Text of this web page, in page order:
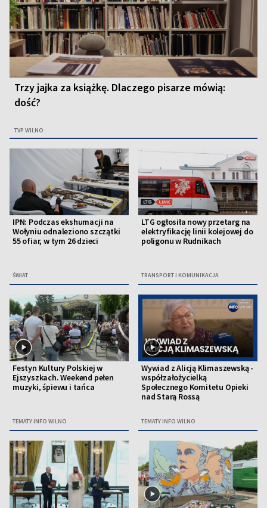
Trzy jajka za książkę. Dlaczego pisarze mówią:
dość?
TVP WILNO
IPN: Podczas ekshumacji na
Wołyniu odnaleziono szczątki
55 ofiar, w tym 26 dzieci
ŚWIAT
LTG ogłosiła nowy przetarg na
elektryfikację linii kolejowej do
poligonu w Rudnikach
TRANSPORT I KOMUNIKACJA
Festyn Kultury Polskiej w
Ejszyszkach. Weekend pełen
muzyki, śpiewu i tańca
TEMATY INFO WILNO
Wywiad z Alicją Klimaszewską -
współzałożycielką
Społecznego Komitetu Opieki
nad Starą Rossą
TEMATY INFO WILNO